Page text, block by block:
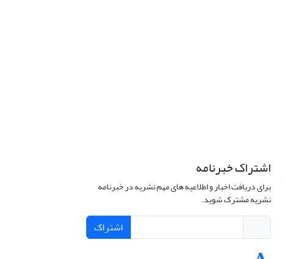
اشتراک خبرنامه
برای دریافت اخبار و اطلاعیه های مهم نشریه در خبرنامه
نشریه مشترک شوید.
اشتراک